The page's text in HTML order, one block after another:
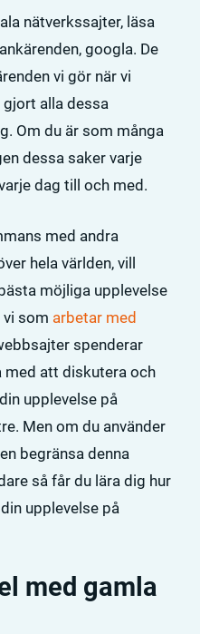
nätverkssajter, läsa
googla. De
vi gör när vi
alla dessa
Om du är som många
dessa saker varje
dag till och med.
med andra
hela världen, vill
möjliga upplevelse
vi som arbetar med
spenderar
med att diskutera och
upplevelse på
Men om du använder
begränsa denna
så får du lära dig hur
upplevelse på
med gamla